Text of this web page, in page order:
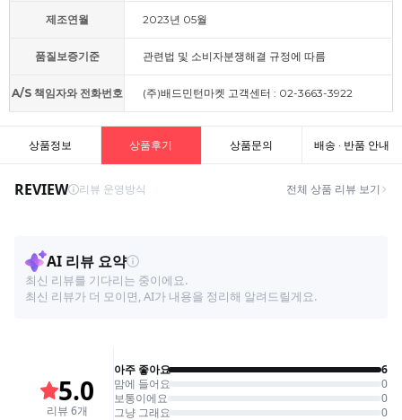
제조연월 2023년 05월
품질보증기준 관련법 및 소비자분쟁해결 규정에 따름
A/S 책임자와 전화번호 (주)배드민턴마켓 고객센터 : 02-3663-3922
상품정보 상품후기 상품문의 배송 · 반품 안내